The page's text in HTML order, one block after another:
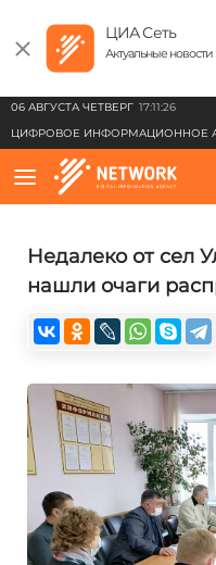
ЦИА Сеть
Актуальные
06 АВГУСТА ЧЕТВЕРГ 17:11:26
ЦИФРОВОЕ ИНФОРМАЦИОННОЕ
Недалеко от сел
нашли очаги